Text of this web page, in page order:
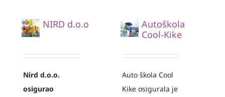
NIRD d.o.o
Nird d.o.o.
osigurao
Autoškola
Cool-Kike
Auto škola Cool
Kike osigurala je